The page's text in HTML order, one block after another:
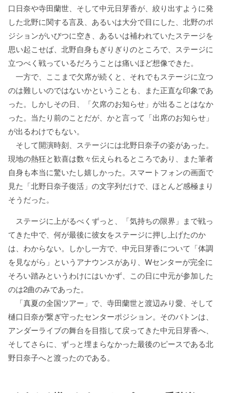
口日奈や寺田蘭世、そして中元日芽香が、絞り出すように発
した北野に関する言及、あるいは大分で目にした、北野のポ
ジションがいびつに空き、あるいは補われていたステージを
思い起こせば、北野自身もぎりぎりのところで、ステージに
立つべく戦っているだろうことは痛いほど想像できた。
一方で、ここまで欠席が続くと、それでもステージに立つ
のは難しいのではないかということも、また正直な印象であ
った。しかしその日、「欠席のお知らせ」が出ることはなか
った。当たり前のことだが、かと言って「出席のお知らせ」
が出るわけでもない。
そして開演時刻、ステージには北野日奈子の姿があった。
現地の熱狂と歓喜は数々伝えられるところであり、また筆者
自身も本当に驚いたし嬉しかった。スマートフォンの画面で
見た「北野日奈子復活」の文字列だけで、ほとんど感極まり
そうだった。
ステージに上がるべくずっと、「気持ちの限界」まで戦っ
てきた中で、何が最後に彼女をステージに押し上げたのか
は、わからない。しかし一方で、中元日芽香について「体調
を見ながら」というアナウンスがあり、Wセンターが完全に
そろい踏みというわけにはいかず、この日に中元が参加した
のは2曲のみであった。
「真夏の全国ツアー」で、寺田蘭世と渡辺みり愛、そして
樋口日奈が繋ぎ守ったセンターポジション。そのバトンは、
アンダーライブの舞台を目指して戻ってきた中元日芽香へ、
そしてさらに、ずっと埋まらなかった最後のピースである北
野日奈子へと渡ったのである。